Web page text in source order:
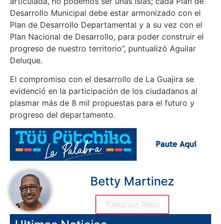
Desarrollo Municipal debe estar armonizado con el
Plan de Desarrollo Departamental y a su vez con el
Plan Nacional de Desarrollo, para poder construir el
progreso de nuestro territorio”, puntualizó Aguilar
Deluque.
El compromiso con el desarrollo de La Guajira se
evidenció en la participación de los ciudadanos al
plasmar más de 8 mil propuestas para el futuro y
progreso del departamento.
Betty Martinez
Todos sus Posts